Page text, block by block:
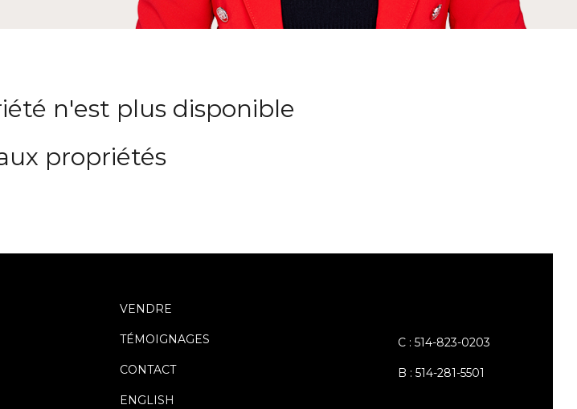
n'est plus disponible
propriétés
VENDRE
TÉMOIGNAGES
CONTACT
ENGLISH
C : 514-823-0203
B : 514-281-5501